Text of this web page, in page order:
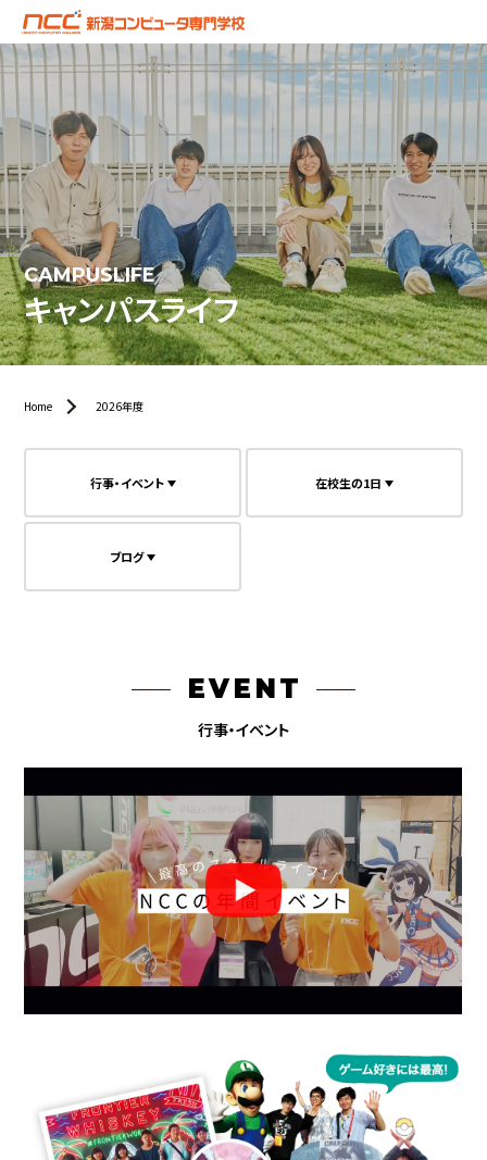
CAMPUSLIFE
キャンパスライフ
Home 2026年度
行事・イベント 在校生の1日
ブログ
EVENT
行事・イベント